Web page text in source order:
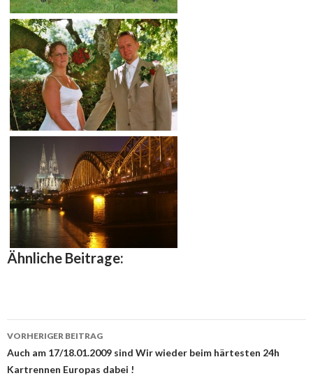
Ähnliche Beitrage:
Beitrags-
VORHERIGER BEITRAG
Auch am 17/18.01.2009 sind Wir wieder beim härtesten 24h
Kartrennen Europas dabei !